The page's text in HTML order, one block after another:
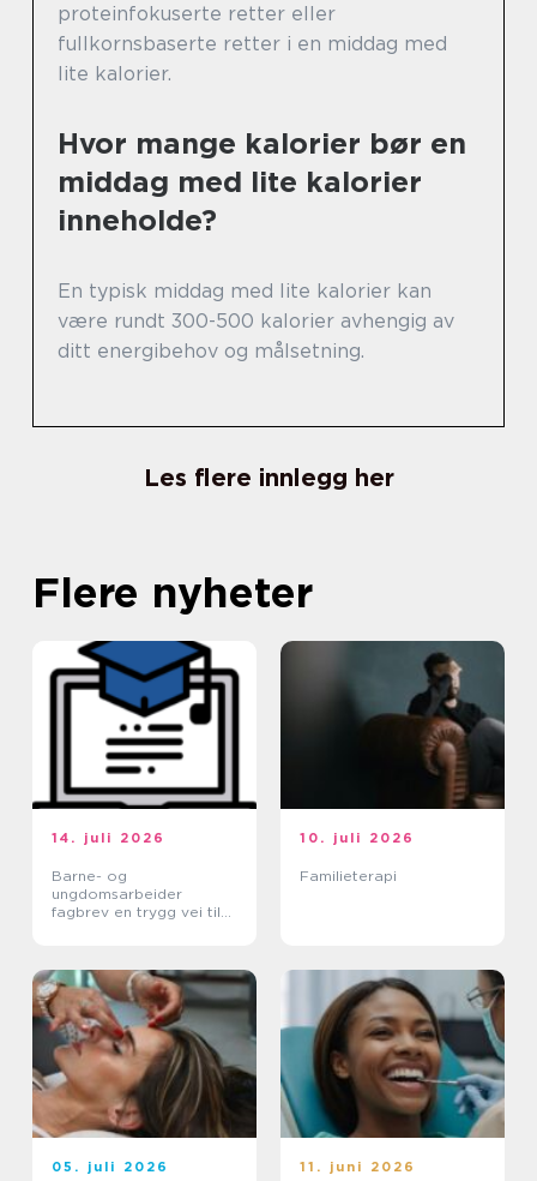
proteinfokuserte retter eller
fullkornsbaserte retter i en middag med
lite kalorier.
Hvor mange kalorier bør en
middag med lite kalorier
inneholde?
En typisk middag med lite kalorier kan
være rundt 300-500 kalorier avhengig av
ditt energibehov og målsetning.
Les flere innlegg her
Flere nyheter
14. juli 2026
Barne- og
ungdomsarbeider
fagbrev en trygg vei til
10. juli 2026
Familieterapi
05. juli 2026 11. juni 2026